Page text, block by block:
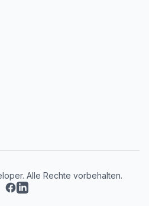
Alle Rechte vorbehalten.